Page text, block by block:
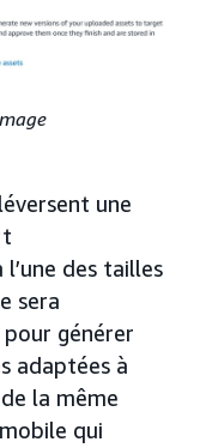
une
des tailles
sera
générer
adaptées à
la même
qui